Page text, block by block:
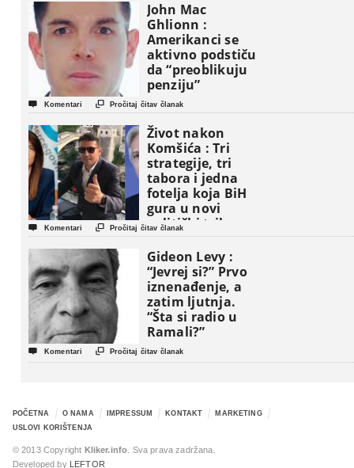
John Mac
Ghlionn :
Amerikanci se
aktivno podstiču
da “preoblikuju
penziju”
 Komentari  Pročitaj čitav članak
Život nakon
Komšića : Tri
strategije, tri
tabora i jedna
fotelja koja BiH
gura u novi
politički triler
 Komentari  Pročitaj čitav članak
Gideon Levy :
“Jevrej si?” Prvo
iznenađenje, a
zatim ljutnja.
“Šta si radio u
Ramali?”
 Komentari  Pročitaj čitav članak
POČETNA O NAMA IMPRESSUM KONTAKT
MARKETING
USLOVI KORIŠTENJA
© 2013 Copyright Kliker.info . Sva prava zadržana.
Developed by
LEFTOR